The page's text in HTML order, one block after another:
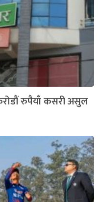
रुपैयाँ कसरी असुल